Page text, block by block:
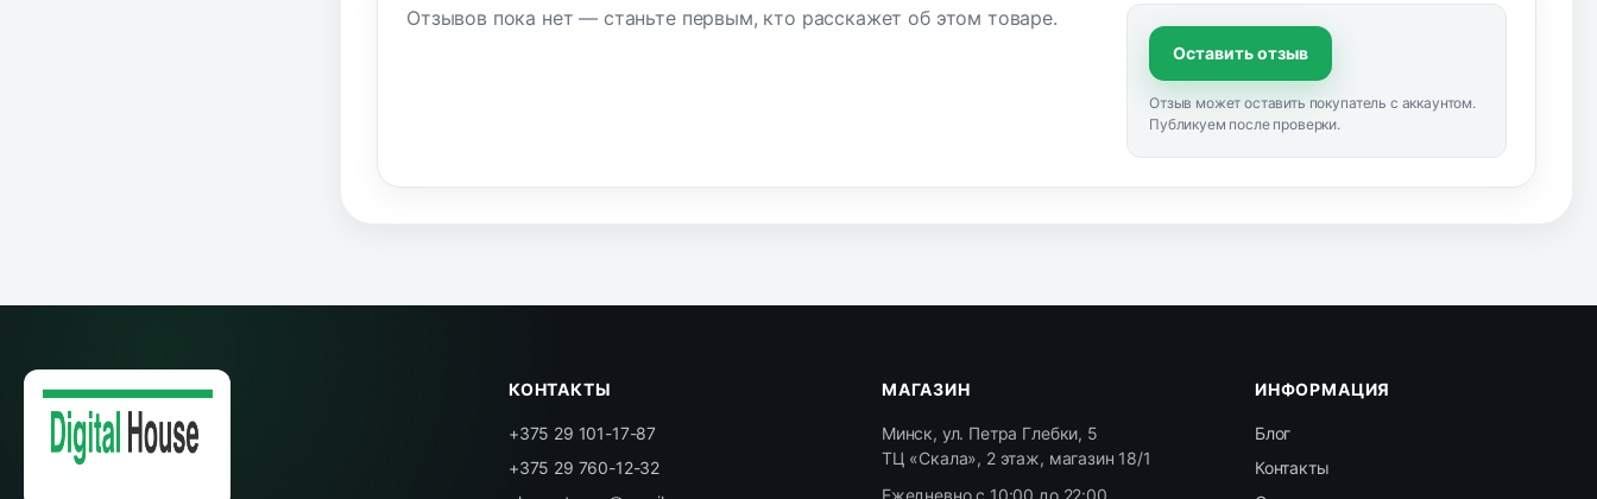
Отзывов пока нет — станьте первым, кто расскажет об этом товаре.
Оставить отзыв
Отзыв может оставить покупатель с аккаунтом.
Публикуем после проверки.
КОНТАКТЫ
+375 29 101-17-87
+375 29 760-12-32
МАГАЗИН
Минск, ул. Петра Глебки, 5
ТЦ «Скала», 2 этаж, магазин 18/1
Ежедневно с 10:00 до 22:00
ИНФОРМАЦИЯ
Блог
Контакты